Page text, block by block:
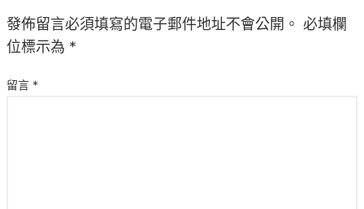
發佈留言必須填寫的電子郵件地址不會公開。 必填欄
位標示為 *
留言 *